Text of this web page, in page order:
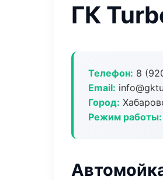
ГК
Телефон: 8
Email:
Город:
Режим работы: